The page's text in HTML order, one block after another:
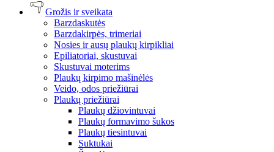
Grožis ir sveikata
Barzdaskutės
Barzdakirpės, trimeriai
Nosies ir ausų plaukų kirpikliai
Epiliatoriai, skustuvai
Skustuvai moterims
Plaukų kirpimo mašinėlės
Veido, odos priežiūrai
Plaukų priežiūrai
Plaukų džiovintuvai
Plaukų formavimo šukos
Plaukų tiesintuvai
Suktukai